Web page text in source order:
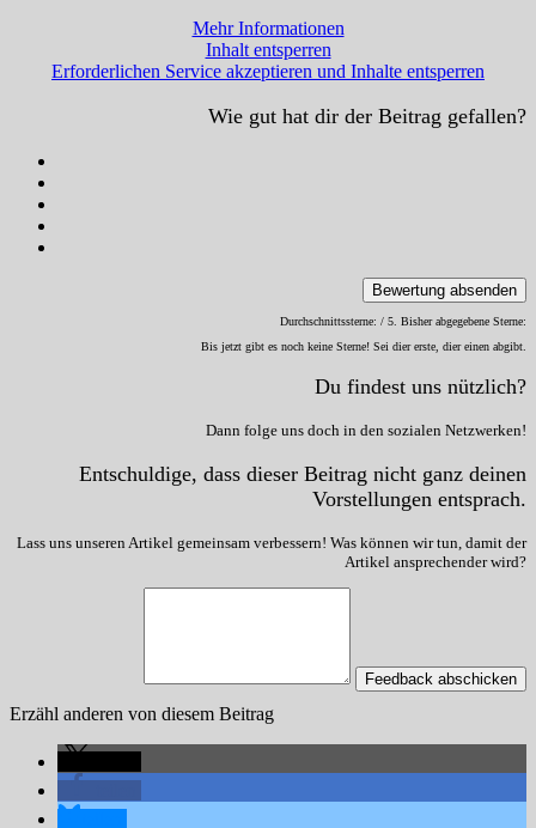
Mehr Informationen
Inhalt entsperren
Erforderlichen Service akzeptieren und Inhalte entsperren
Wie gut hat dir der Beitrag gefallen?
Bewertung absenden
Durchschnittssterne: / 5. Bisher abgegebene Sterne:
Bis jetzt gibt es noch keine Sterne! Sei dier erste, dier einen abgibt.
Du findest uns nützlich?
Dann folge uns doch in den sozialen Netzwerken!
Entschuldige, dass dieser Beitrag nicht ganz deinen
Vorstellungen entsprach.
Lass uns unseren Artikel gemeinsam verbessern! Was können wir tun, damit der
Artikel ansprechender wird?
Feedback abschicken
Erzähl anderen von diesem Beitrag